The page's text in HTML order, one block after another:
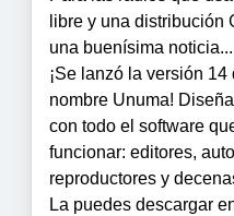
libre y una distribución
una buenísima
¡Se lanzó la versión 14
nombre Unuma!
con todo el software
funcionar: editores,
reproductores y
La puedes descargar